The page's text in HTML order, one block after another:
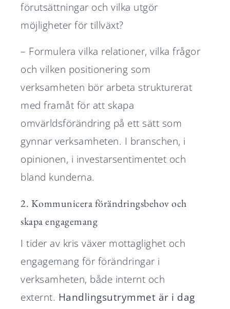
förutsättningar och vilka utgör
möjligheter för tillväxt?
– Formulera vilka relationer, vilka frågor
och vilken positionering som
verksamheten bör arbeta strukturerat
med framåt för att skapa
omvärldsförändring på ett sätt som
gynnar verksamheten. I branschen, i
opinionen, i investarsentimentet och
bland kunderna.
2. Kommunicera förändringsbehov och
skapa engagemang
I tider av kris växer mottaglighet och
engagemang för förändringar i
verksamheten, både internt och
externt. Handlingsutrymmet är i dag